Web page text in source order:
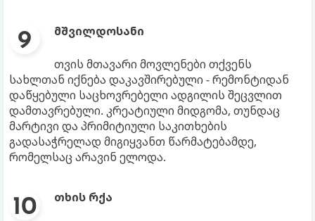
მშვილდოსანი
თვის მთავარი მოვლენები თქვენს
სახლთან იქნება დაკავშირებული - რემონტიდან
დაწყებული საცხოვრებელი ადგილის შეცვლით
დამთავრებული. კრეატიული მიდგომა, თუნდაც
მარტივი და პრიმიტიული საკითხების
გადასაჭრელად მიგიყვანთ წარმატებამდე,
რომელსაც არავინ ელოდა.
თხის რქა